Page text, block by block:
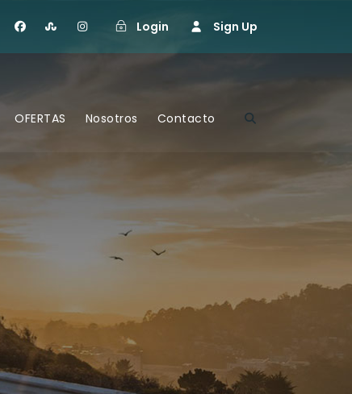
Login Sign Up
OFERTAS Nosotros Contacto